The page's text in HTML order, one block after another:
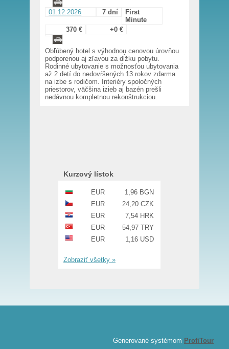
01.12.2026 7 dní
First
Minute
370 €
+0 €
Obľúbený hotel s výhodnou cenovou úrovňou
podporenou aj zľavou za dĺžku pobytu.
Rodinné ubytovanie s možnosťou ubytovania
až 2 detí do nedovŕšených 13 rokov zdarma
na izbe s rodičom. Interiéry spoločných
priestorov, väčšina izieb aj bazén prešli
nedávnou kompletnou rekonštrukciou.
Kurzový lístok
EUR
1,96 BGN
EUR
24,20 CZK
EUR
7,54 HRK
EUR
54,97 TRY
EUR
1,16 USD
Zobraziť všetky »
Generované systémom ProfiTour